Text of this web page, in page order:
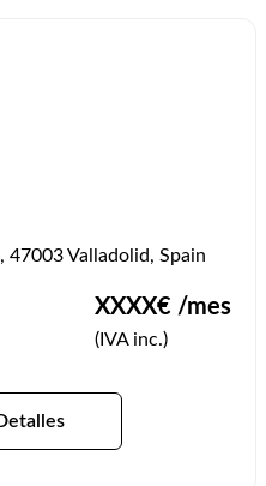
47003 Valladolid, Spain
XXXX€ /mes
(IVA inc.)